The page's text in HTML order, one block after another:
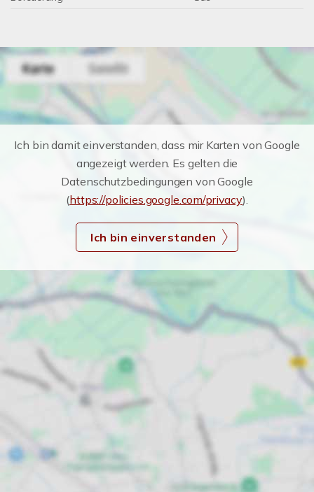
Ich bin damit einverstanden, dass mir Karten von Google
angezeigt werden. Es gelten die
Datenschutzbedingungen von Google
(https://policies.google.com/privacy).
Ich bin einverstanden